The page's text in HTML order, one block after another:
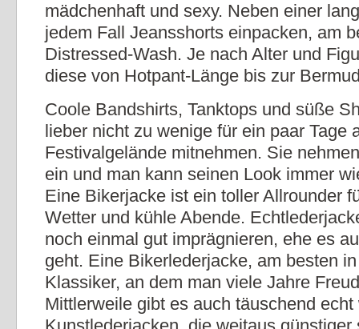
mädchenhaft und sexy. Neben einer
jedem Fall Jeansshorts einpacken, am
Distressed-Wash. Je nach Alter und
diese von Hotpant-Länge bis zur
Coole Bandshirts, Tanktops und süße
lieber nicht zu wenige für ein paar Tage
Festivalgelände mitnehmen. Sie
ein und man kann seinen Look immer
Eine Bikerjacke ist ein toller Allrounder
Wetter und kühle Abende.
noch einmal gut imprägnieren, ehe es
geht. Eine Bikerlederjacke, am besten
Klassiker, an dem man viele Jahre
Mittlerweile gibt es auch täuschend echt